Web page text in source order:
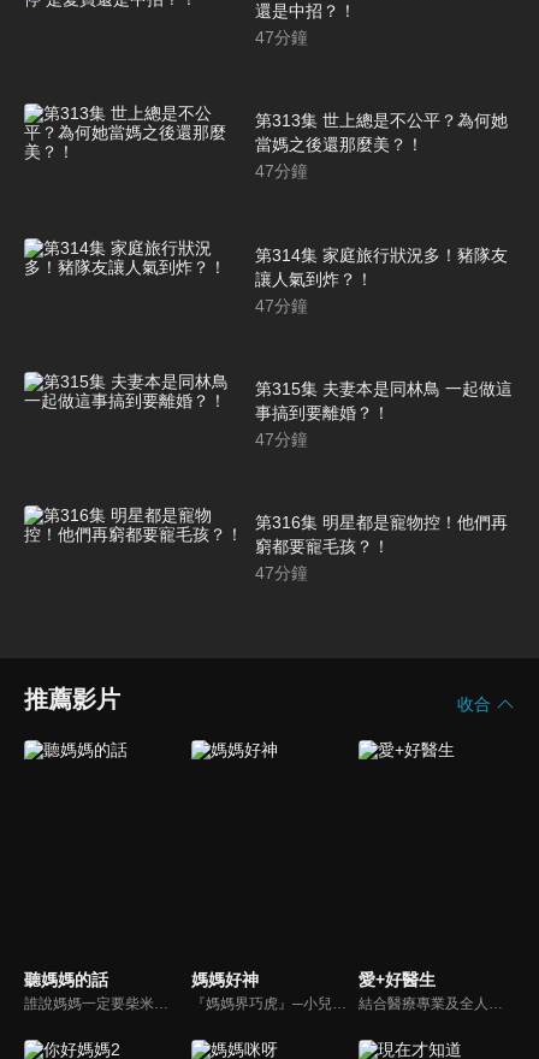
還是中招？！
47分鐘
第313集 世上總是不公平？為何她
當媽之後還那麼美？！
47分鐘
第314集 家庭旅行狀況多！豬隊友
讓人氣到炸？！
47分鐘
第315集 夫妻本是同林鳥 一起做這
事搞到要離婚？！
47分鐘
第316集 明星都是寵物控！他們再
窮都要寵毛孩？！
47分鐘
推薦影片 收合
聽媽媽的話 媽媽好神 愛+好醫生